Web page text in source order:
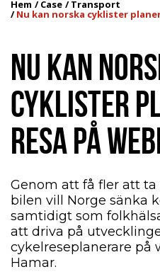
Hem Case Transport
Nu kan norska cyklister
NU KAN
CYKLISTER
RESA PÅ
Genom att få fler att
bilen vill Norge sänka
samtidigt som
att driva på
cykelreseplanerare på
Hamar.